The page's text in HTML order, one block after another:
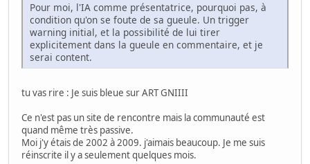
Pour moi, l'IA comme présentatrice, pourquoi pas, à
condition qu'on se foute de sa gueule. Un trigger
warning initial, et la possibilité de lui tirer
explicitement dans la gueule en commentaire, et je
serai content.
tu vas rire : Je suis bleue sur ART GNIIII
Ce n'est pas un site de rencontre mais la communauté est
quand même très passive.
Moi j'y étais de 2002 à 2009. j'aimais beaucoup. Je me suis
réinscrite il y a seulement quelques mois.